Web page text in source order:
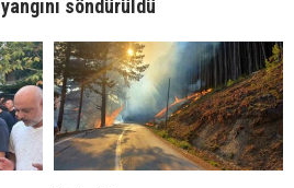
söndürüldü